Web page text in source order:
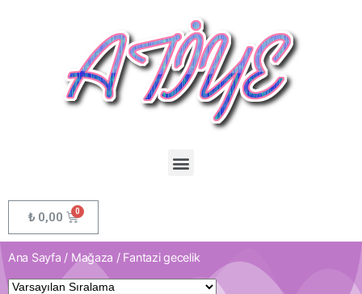
₺ 0,00
Ana Sayfa / Mağaza / Fantazi gecelik